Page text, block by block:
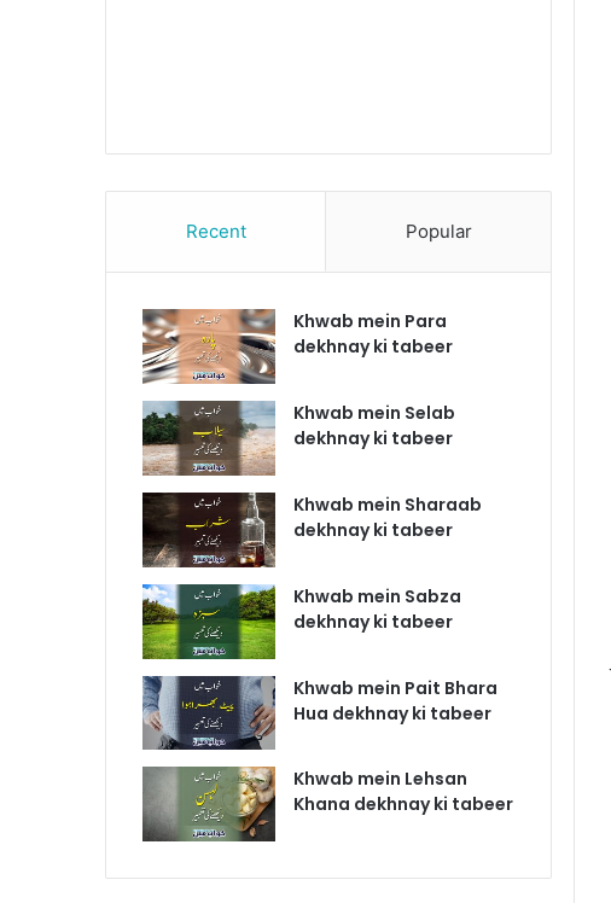
Recent Popular
Khwab mein Para
dekhnay ki tabeer
Khwab mein Selab
dekhnay ki tabeer
Khwab mein Sharaab
dekhnay ki tabeer
Khwab mein Sabza
dekhnay ki tabeer
Khwab mein Pait Bhara
Hua dekhnay ki tabeer
Khwab mein Lehsan
Khana dekhnay ki tabeer